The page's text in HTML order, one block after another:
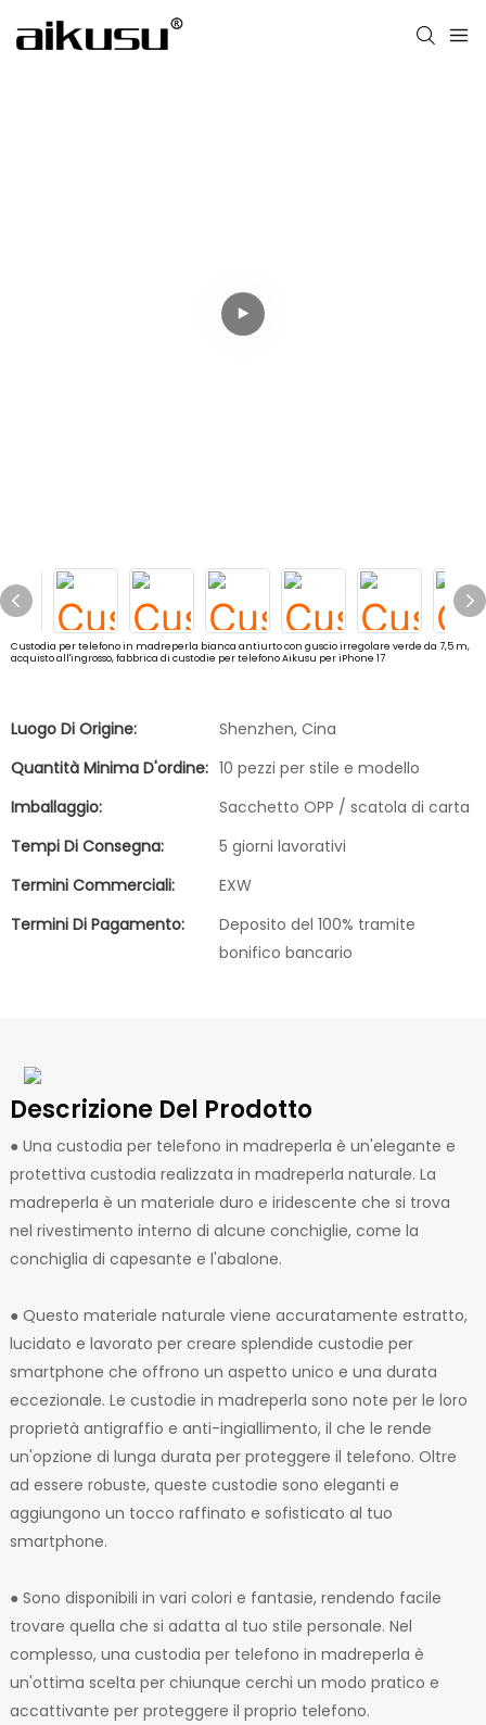
Custodia per telefono in madreperla bianca antiurto con guscio irregolare verde da 7,5 m,
acquisto all'ingrosso, fabbrica di custodie per telefono Aikusu per iPhone 17
Luogo Di Origine:
Shenzhen, Cina
Quantità Minima D'ordine: 10 pezzi per stile e modello
Imballaggio:
Sacchetto OPP / scatola di carta
Tempi Di Consegna:
5 giorni lavorativi
Termini Commerciali:
EXW
Termini Di Pagamento:
Deposito del 100% tramite
bonifico bancario
Descrizione Del Prodotto
● Una custodia per telefono in madreperla è un'elegante e
protettiva custodia realizzata in madreperla naturale. La
madreperla è un materiale duro e iridescente che si trova
nel rivestimento interno di alcune conchiglie, come la
conchiglia di capesante e l'abalone.
● Questo materiale naturale viene accuratamente estratto,
lucidato e lavorato per creare splendide custodie per
smartphone che offrono un aspetto unico e una durata
eccezionale. Le custodie in madreperla sono note per le loro
proprietà antigraffio e anti-ingiallimento, il che le rende
un'opzione di lunga durata per proteggere il telefono. Oltre
ad essere robuste, queste custodie sono eleganti e
aggiungono un tocco raffinato e sofisticato al tuo
smartphone.
● Sono disponibili in vari colori e fantasie, rendendo facile
trovare quella che si adatta al tuo stile personale. Nel
complesso, una custodia per telefono in madreperla è
un'ottima scelta per chiunque cerchi un modo pratico e
accattivante per proteggere il proprio telefono.